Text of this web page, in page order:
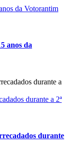
da Votorantim
anos da
durante a 2ª
durante